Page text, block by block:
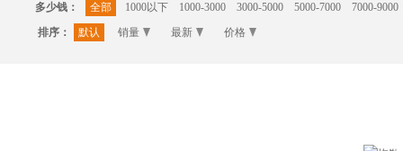
多少钱： 全部 1000以下 1000-3000 3000-5000 5000-7000
7000-9000
排序：
默认 销量 最新 价格